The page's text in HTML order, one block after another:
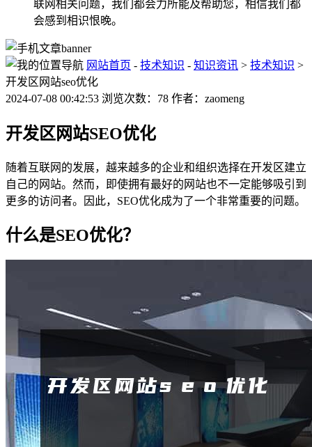
联网相关问题，我们都会力所能及帮助您，相信我们都
会感到相识恨晚。
网站首页 - 技术知识 - 知识资讯 > 技术知识 >
开发区网站seo优化
2024-07-08 00:42:53 浏览次数：78 作者：zaomeng
开发区网站SEO优化
随着互联网的发展，越来越多的企业和组织选择在开发区建立
自己的网站。然而，即使拥有最好的网站也不一定能够吸引到
更多的访问者。因此，SEO优化成为了一个非常重要的问题。
什么是SEO优化？